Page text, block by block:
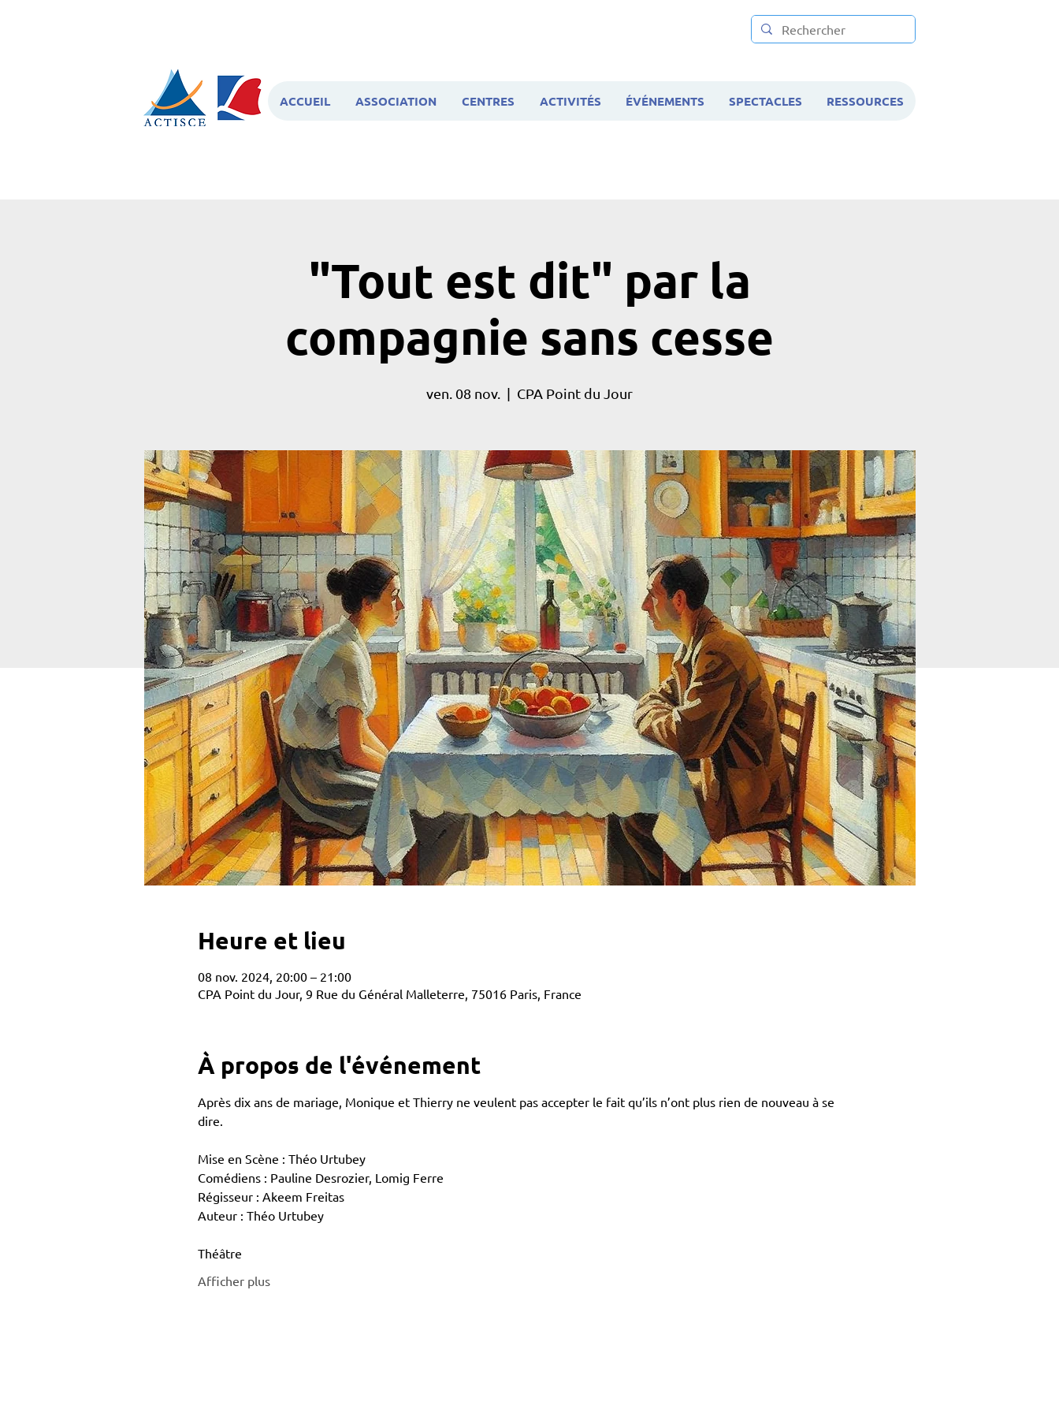
ACCUEIL ASSOCIATION CENTRES ACTIVITÉS ÉVÉNEMENTS SPECTACLES RESSOURCES
"Tout est dit" par la
compagnie sans cesse
ven. 08 nov.
  |
CPA Point du Jour
Heure et lieu
08 nov. 2024, 20:00 – 21:00
CPA Point du Jour, 9 Rue du Général Malleterre, 75016 Paris, France
À propos de l'événement
Après dix ans de mariage, Monique et Thierry ne veulent pas accepter le fait qu’ils n’ont plus rien de nouveau à se
dire.
Mise en Scène : Théo Urtubey
Comédiens : Pauline Desrozier, Lomig Ferre
Régisseur : Akeem Freitas
Auteur : Théo Urtubey
Théâtre
Afficher plus